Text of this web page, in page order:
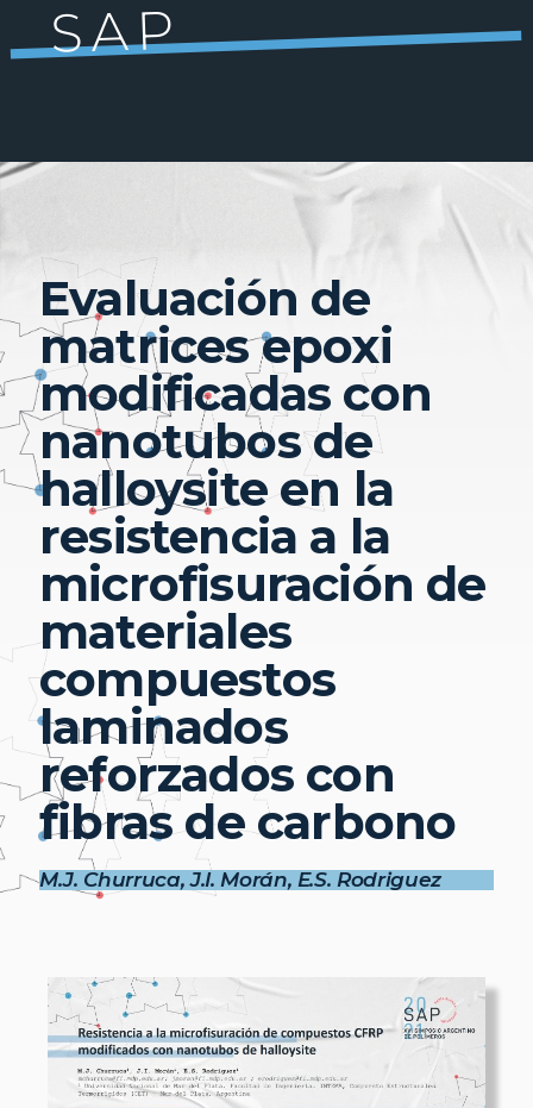
SAP
Evaluación de
matrices epoxi
modificadas con
nanotubos de
halloysite en la
resistencia a la
microfisuración de
materiales
compuestos
laminados
reforzados con
fibras de carbono
M.J. Churruca, J.I. Morán, E.S. Rodriguez